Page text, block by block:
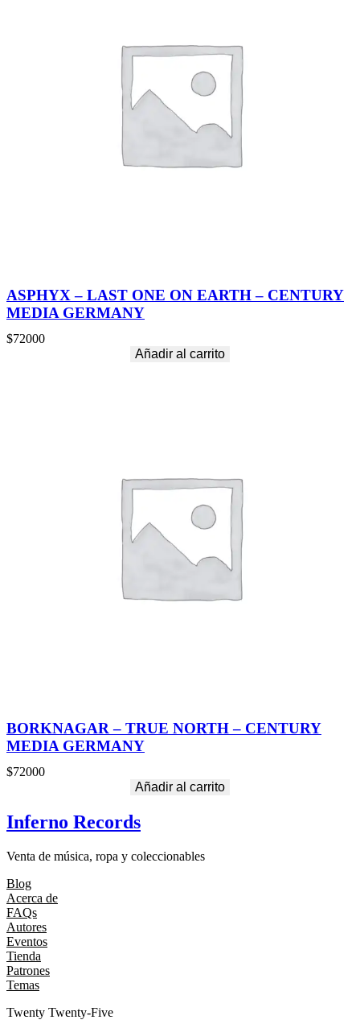
ASPHYX – LAST ONE ON EARTH – CENTURY
MEDIA GERMANY
$72000
Añadir al carrito
BORKNAGAR – TRUE NORTH – CENTURY
MEDIA GERMANY
$72000
Añadir al carrito
Inferno Records
Venta de música, ropa y coleccionables
Blog
Acerca de
FAQs
Autores
Eventos
Tienda
Patrones
Temas
Twenty Twenty-Five